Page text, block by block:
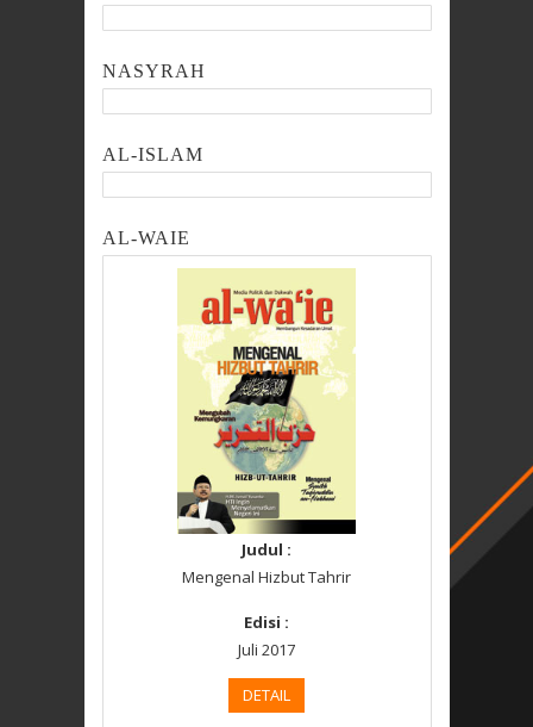
NASYRAH
AL-ISLAM
AL-WAIE
Judul :
Mengenal Hizbut Tahrir
Edisi :
Juli 2017
DETAIL